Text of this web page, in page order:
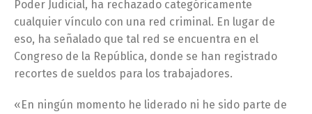
Poder Judicial, ha rechazado categóricamente
cualquier vínculo con una red criminal. En lugar de
eso, ha señalado que tal red se encuentra en el
Congreso de la República, donde se han registrado
recortes de sueldos para los trabajadores.
«En ningún momento he liderado ni he sido parte de